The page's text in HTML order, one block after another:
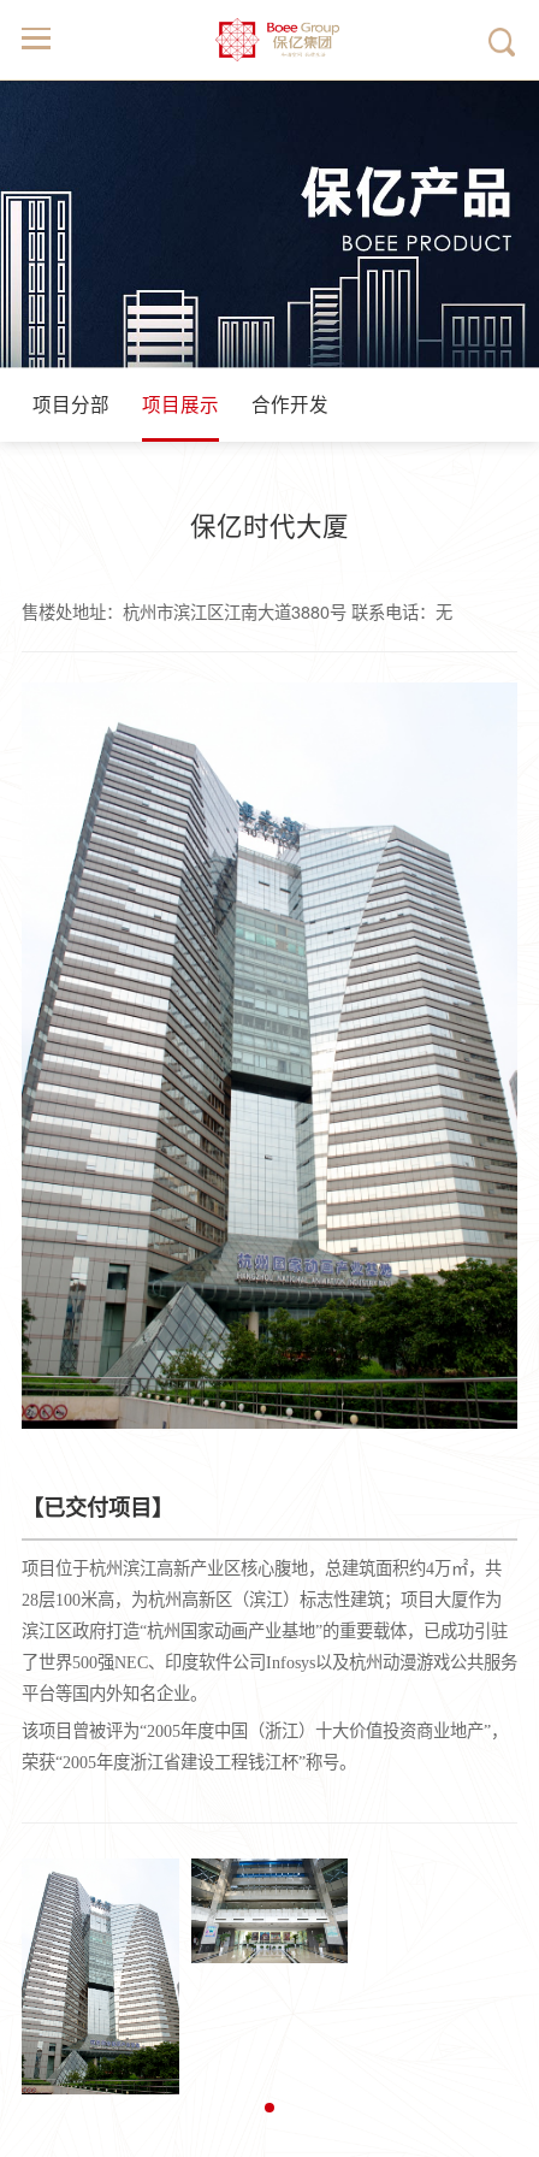
项目分部 项目展示 合作开发
保亿时代大厦
售楼处地址：杭州市滨江区江南大道3880号 联系电话：无
【已交付项目】
项目位于杭州滨江高新产业区核心腹地，总建筑面积约4万㎡，共
28层100米高，为杭州高新区（滨江）标志性建筑；项目大厦作为
滨江区政府打造“杭州国家动画产业基地”的重要载体，已成功引驻
了世界500强NEC、印度软件公司Infosys以及杭州动漫游戏公共服务
平台等国内外知名企业。
该项目曾被评为“2005年度中国（浙江）十大价值投资商业地产”，
荣获“2005年度浙江省建设工程钱江杯”称号。